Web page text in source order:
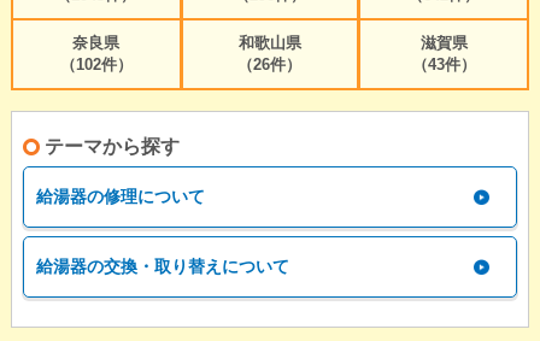
奈良県
（102件）
和歌山県
（26件）
滋賀県
（43件）
テーマから探す
給湯器の修理について
給湯器の交換・取り替えについて